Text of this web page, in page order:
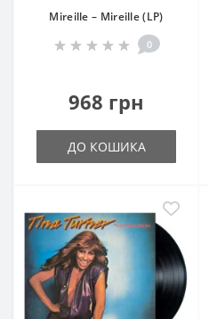
Mireille ‎– Mireille (LP)
0
968 грн
ДО КОШИКА